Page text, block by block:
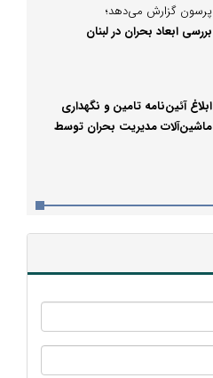
پرسون گزارش می‌دهد؛
بررسی ابعاد بحران در لبنان
ابلاغ آئین‌نامه تامین و نگهداری
ماشین‌آلات مدیریت بحران توسط